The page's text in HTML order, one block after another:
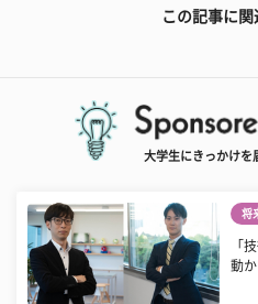
この記事に
大学生にきっかけを
将
「
動